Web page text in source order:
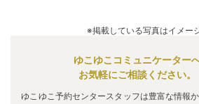
ルがお得な価格で泊まれる宿泊先です。
※掲載している写真はイメー
ゆこゆこコミュニケーター
お気軽にご相談ください。
ゆこゆこ予約センタースタッフは豊富な情報